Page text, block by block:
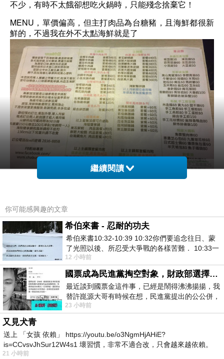
不少，有時不太餓卻想吃火鍋時，只能殘念捨棄它！
MENU ，單價偏高，但主打肉品為台糖豬，且海鮮都很新
鮮的，不過我在外不太點海鮮就是了
不同於其他小火鍋店，他們家的碗偏大，可以吃個過
癮？！！
繼續閱讀
你可能感興趣的文章
希伯來書 - 忍耐的功夫
希伯來書10:32-10:39 10:32你們要追念往日、蒙
了光照以後、所忍受大爭戰的各樣苦難． 10:33一
面被毀謗、遭患難、成了戲景、叫眾人
12 小時前
國票成為民進黨掏空對象，財政部選擇性失憶
最近談到國票金這件事，已經是鬧得沸沸揚揚，我
替許崑源大哥有時候在想，民進黨提出的公公併，
其實就是想要國庫通黨庫，鬧出最大的醜
23 小時前
又見犬青
送上 「女孩 依賴」 https://youtu.be/o3NgmHjAHiE?
is=CCvsvJhSur12W4s1 壞習慣，非常不適合改，只會越來越依賴。
我害怕的
21 小時前